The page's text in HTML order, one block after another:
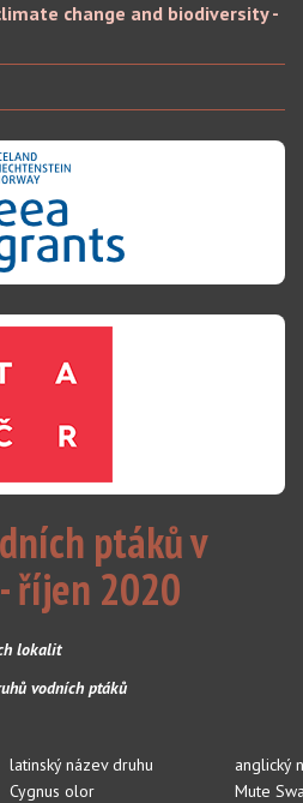
change and biodiversity -
ptáků v
říjen 2020
lokalit
vodních ptáků
latinský název druhu
anglický
Cygnus olor
Mute